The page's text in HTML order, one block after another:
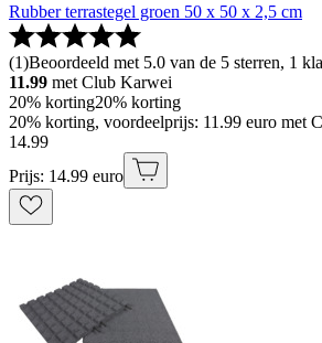
Rubber terrastegel groen 50 x 50 x 2,5 cm
(1)Beoordeeld met 5.0 van de 5 sterren, 1
11.99 met Club Karwei
20% korting20% korting
20% korting, voordeelprijs: 11.99 euro met
14.99
Prijs: 14.99 euro